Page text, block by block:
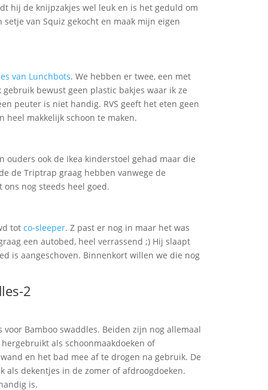
hij de knijpzakjes wel leuk en is het geduld om
van Squiz gekocht en maak mijn eigen
van Lunchbots. We hebben er twee, een met
bewust geen plastic bakjes waar ik ze
peuter is niet handig. RVS geeft het eten geen
heel makkelijk schoon te maken.
ook de Ikea kinderstoel gehad maar die
de Triptrap graag hebben vanwege de
nog steeds heel goed.
totco-sleeper. Z past er nog in maar het was
een autobed, heel verrassend ;) Hij slaapt
is aangeschoven. Binnenkort willen we die nog
Bamboo swaddles. Beiden zijn nog allemaal
als schoonmaakdoeken of
en het bad mee af te drogen na gebruik. De
als dekentjes in de zomer of afdroogdoeken.
is.